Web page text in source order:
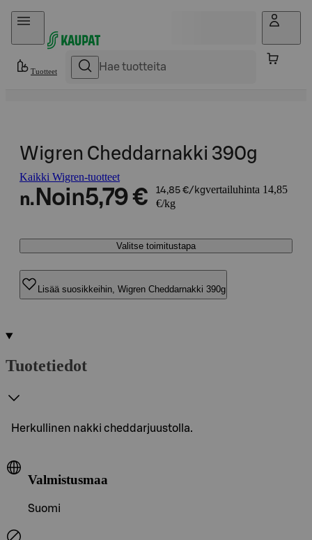
Hyppää sisältöön
Tuotteet
Wigren Cheddarnakki 390g
Kaikki Wigren-tuotteet
n. Noin5,79 € 14,85 €/kgvertailuhinta 14,85
€/kg
Valitse toimitustapa
Lisää suosikkeihin, Wigren Cheddarnakki 390g
Tuotetiedot
Herkullinen nakki cheddarjuustolla.
Valmistusmaa
Suomi